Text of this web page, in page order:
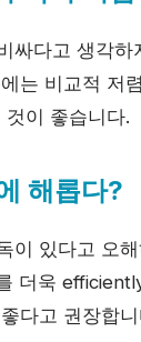
싸다고 생각하
는 비교적 저
이 좋습니다.
해롭다?
이 있다고 오
더욱
다고 권장합니